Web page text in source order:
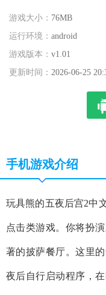
游戏大小： 76MB
运行环境： android
游戏版本： v1.01
更新时间： 2026-06-25
手机游戏介绍
玩具熊的五夜后宫2中
点击类游戏。你将扮
著的披萨餐厅。这里
夜后自行启动程序，